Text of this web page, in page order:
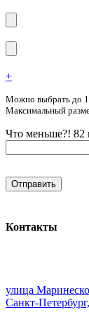
+
Можно выбрать до
Максимальный
Что меньше?! 82
Контакты
улица
Санкт-